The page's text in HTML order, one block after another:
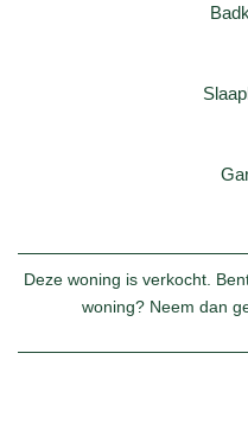
Deze woning is verkocht.
woning? Neem dan